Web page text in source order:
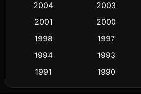
Cult Film
Dance เต้น
Detective สืบสวน
2004
2003
2001
2000
1998
1997
1994
1993
1991
1990
1988
1986